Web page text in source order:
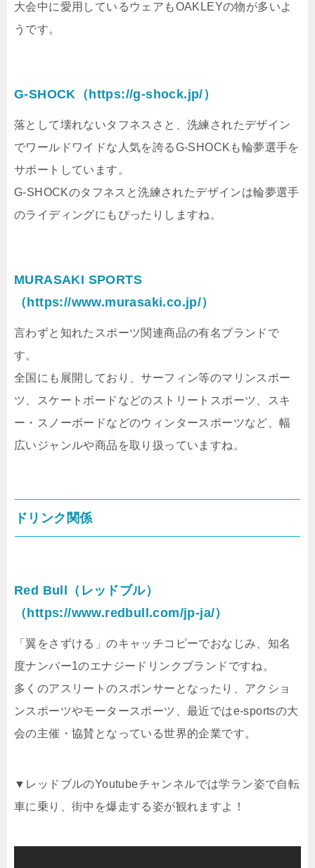
大会中に愛用しているウェアもOAKLEYの物が多いよ
うです。
G-SHOCK （https://g-shock.jp/）
落として壊れないタフネスさと、洗練されたデザイン
でワールドワイドな人気を誇るG-SHOCKも輪夢選手を
サポートしています。
G-SHOCKのタフネスと洗練されたデザインは輪夢選手
のライディングにもぴったりしますね。
MURASAKI SPORTS
（https://www.murasaki.co.jp/）
言わずと知れたスポーツ関連商品の有名ブランドで
す。
全国にも展開しており、サーフィン等のマリンスポー
ツ、スケートボードなどのストリートスポーツ、スキ
ー・スノーボードなどのウィンタースポーツなど、幅
広いジャンルや商品を取り扱っていますね。
ドリンク関係
Red Bull（レッドブル）
（https://www.redbull.com/jp-ja/）
「翼をさずける」のキャッチコピーでおなじみ、知名
度ナンバー1のエナジードリンクブランドですね。
多くのアスリートのスポンサーとなったり、アクショ
ンスポーツやモータースポーツ、最近ではe-sportsの大
会の主催・協賛となっている世界的企業です。
▼レッドブルのYoutubeチャンネルでは学ラン姿で自転
車に乗り、街中を爆走する姿が観れますよ！